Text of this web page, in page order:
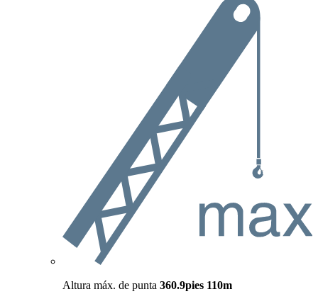
Altura máx. de punta 360.9pies 110m